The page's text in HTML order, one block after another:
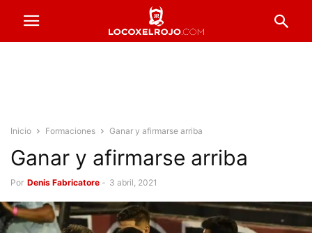
Inicio Formaciones Ganar y afirmarse arriba
Ganar y afirmarse arriba
Por Denis Fabricatore - 3 abril, 2021